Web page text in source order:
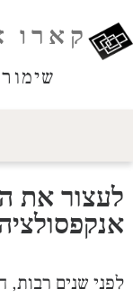
קארו
לפני שנים רבות,